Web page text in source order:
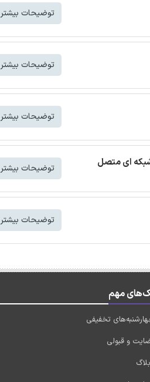
توضیحات بیشتر
توضیحات بیشتر
توضیحات بیشتر
شبکه ای متصل توضیحات بیشتر
توضیحات بیشتر
مهم
تخفیفی
و قبولی